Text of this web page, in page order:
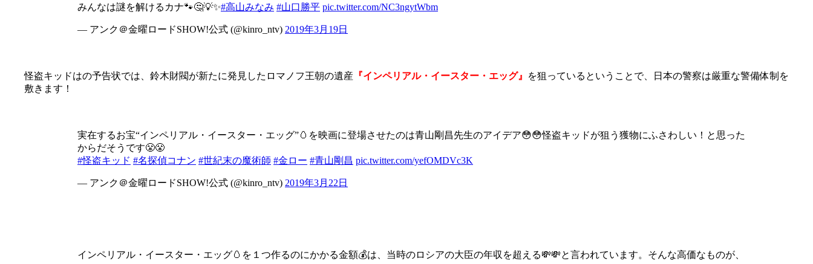
みんなは謎を解けるカナ🐾🤔💡✨#高山みなみ #山口勝平 pic.twitter.com/NC3ngytWbm
— アンク＠金曜ロードSHOW!公式 (@kinro_ntv) 2019年3月19日
怪盗キッドはの予告状では、鈴木財閥が新たに発見したロマノフ王朝の遺産 『インペリアル・イースター・エッグ』
を狙っているということで、日本の警察は厳重な警備体制を
敷きます！
実在するお宝“インペリアル・イースター・エッグ”🥚を映画に登場させたのは青山剛昌先生のアイデア😳😳怪盗キッドが狙う獲物にふさわしい！と思った
からだそうです😤😤
#怪盗キッド #名探偵コナン #世紀末の魔術師 #金ロー #青山剛昌 pic.twitter.com/yefOMDVc3K
— アンク＠金曜ロードSHOW!公式 (@kinro_ntv) 2019年3月22日
インペリアル・イースター・エッグ🥚を１つ作るのにかかる金額💰は、当時のロシアの大臣の年収を超える💸💸と言われています。そんな高価なものが、